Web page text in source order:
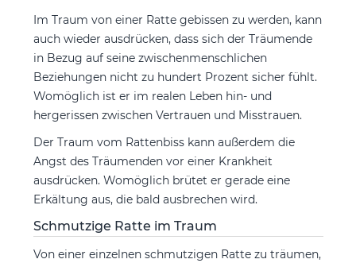
Im Traum von einer Ratte gebissen zu werden, kann
auch wieder ausdrücken, dass sich der Träumende
in Bezug auf seine zwischenmenschlichen
Beziehungen nicht zu hundert Prozent sicher fühlt.
Womöglich ist er im realen Leben hin- und
hergerissen zwischen Vertrauen und Misstrauen.
Der Traum vom Rattenbiss kann außerdem die
Angst des Träumenden vor einer Krankheit
ausdrücken. Womöglich brütet er gerade eine
Erkältung aus, die bald ausbrechen wird.
Schmutzige Ratte im Traum
Von einer einzelnen schmutzigen Ratte zu träumen,